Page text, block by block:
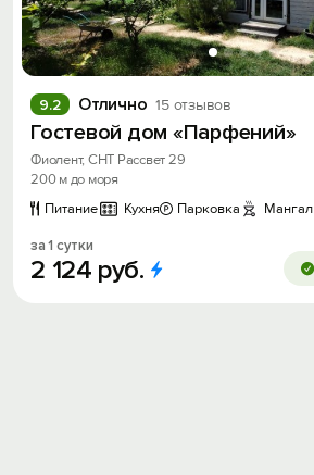
Отлично 15 отзывов
9.2
Гостевой дом «Парфений»
Фиолент, СНТ Рассвет 29
200 м до моря
Питание
Кухня Парковка Мангал
за 1 сутки
2 124 руб.